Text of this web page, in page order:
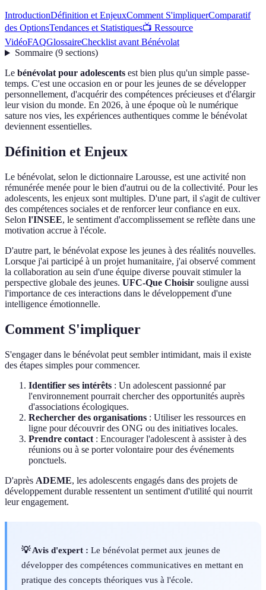
IntroductionDéfinition et EnjeuxComment S'impliquerComparatif
des OptionsTendances et Statistiques📺 Ressource
VidéoFAQGlossaireChecklist avant Bénévolat
Sommaire(9 sections)
Le bénévolat pour adolescents est bien plus qu'un simple passe-
temps. C'est une occasion en or pour les jeunes de se développer
personnellement, d'acquérir des compétences précieuses et d'élargir
leur vision du monde. En 2026, à une époque où le numérique
sature nos vies, les expériences authentiques comme le bénévolat
deviennent essentielles.
Définition et Enjeux
Le bénévolat, selon le dictionnaire Larousse, est une activité non
rémunérée menée pour le bien d'autrui ou de la collectivité. Pour les
adolescents, les enjeux sont multiples. D'une part, il s'agit de cultiver
des compétences sociales et de renforcer leur confiance en eux.
Selon l'INSEE, le sentiment d'accomplissement se reflète dans une
motivation accrue à l'école.
D'autre part, le bénévolat expose les jeunes à des réalités nouvelles.
Lorsque j'ai participé à un projet humanitaire, j'ai observé comment
la collaboration au sein d'une équipe diverse pouvait stimuler la
perspective globale des jeunes. UFC-Que Choisir souligne aussi
l'importance de ces interactions dans le développement d'une
intelligence émotionnelle.
Comment S'impliquer
S'engager dans le bénévolat peut sembler intimidant, mais il existe
des étapes simples pour commencer.
Identifier ses intérêts : Un adolescent passionné par
l'environnement pourrait chercher des opportunités auprès
d'associations écologiques.
Rechercher des organisations : Utiliser les ressources en
ligne pour découvrir des ONG ou des initiatives locales.
Prendre contact : Encourager l'adolescent à assister à des
réunions ou à se porter volontaire pour des événements
ponctuels.
D'après ADEME, les adolescents engagés dans des projets de
développement durable ressentent un sentiment d'utilité qui nourrit
leur engagement.
💡 Avis d'expert : Le bénévolat permet aux jeunes de
développer des compétences communicatives en mettant en
pratique des concepts théoriques vus à l'école.